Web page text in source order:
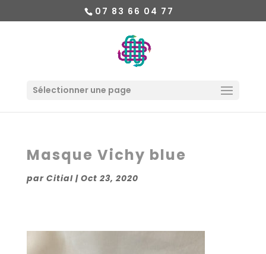
07 83 66 04 77
Sélectionner une page
Masque Vichy blue
par Citial| Oct 23, 2020